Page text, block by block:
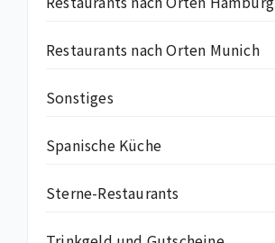
Restaurants nach Orten Munich
Sonstiges
Spanische Küche
Sterne-Restaurants